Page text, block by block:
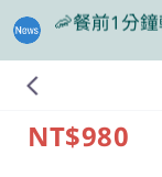
🎁買大餐包
❤️老爸我來
NT$980